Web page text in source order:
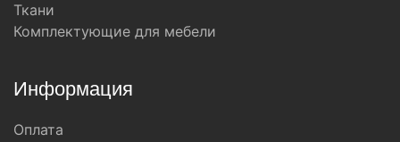
Ткани
Комплектующие для мебели
Информация
Оплата